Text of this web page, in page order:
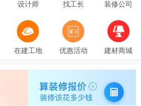
设计师 找工长 装修公司
在建工地 优惠活动 建材商城